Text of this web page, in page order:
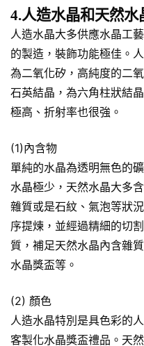
4.人造水晶和天然水
人造水晶大多供應水晶工
的製造，裝飾功能極佳。
為二氧化矽，高純度的二
石英結晶，為六角柱狀結
極高、折射率也很強。
(1)內含物
單純的水晶為透明無色的
水晶極少，天然水晶大多
雜質或是石紋、氣泡等狀
序提煉，並經過精細的切
質，補足天然水晶內含雜
水晶獎盃等。
(2) 顏色
人造水晶特別是具色彩的
客製化水晶獎盃禮品。天